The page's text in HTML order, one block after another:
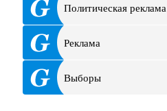
Политическая реклама
Реклама
Выборы